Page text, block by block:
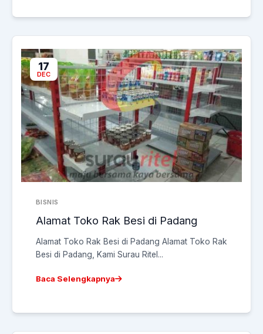
17
DEC
BISNIS
Alamat Toko Rak Besi di Padang
Alamat Toko Rak Besi di Padang Alamat Toko Rak
Besi di Padang, Kami Surau Ritel...
Baca Selengkapnya